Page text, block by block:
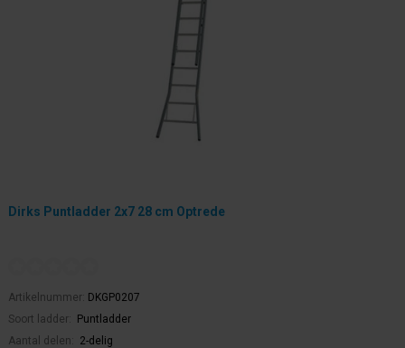
Dirks Puntladder 2x7 28 cm Optrede
Artikelnummer: DKGP0207
Soort ladder:
Puntladder
Aantal delen:
2-delig